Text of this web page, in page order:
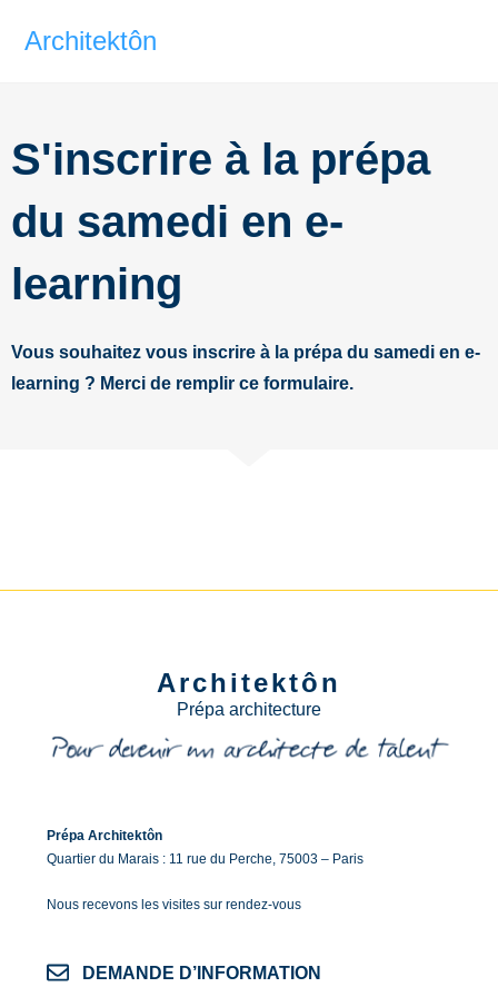
Architektôn
S'inscrire à la prépa
du samedi en e-
learning
Vous souhaitez vous inscrire à la prépa du samedi en e-
learning ? Merci de remplir ce formulaire.
Architektôn
Prépa architecture
Prépa Architektôn
Quartier du Marais : 11 rue du Perche, 75003 – Paris
Nous recevons les visites sur rendez-vous
DEMANDE D’INFORMATION